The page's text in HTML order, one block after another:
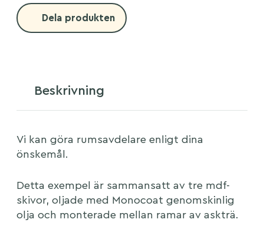
Dela produkten
Beskrivning
Vi kan göra rumsavdelare enligt dina
önskemål.
Detta exempel är sammansatt av tre mdf-
skivor, oljade med Monocoat genomskinlig
olja och monterade mellan ramar av askträ.